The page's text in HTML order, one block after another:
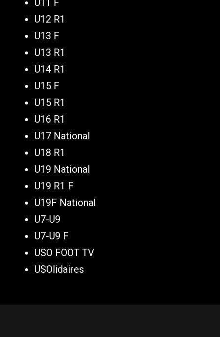
U11 F
U12 R1
U13 F
U13 R1
U14 R1
U15 F
U15 R1
U16 R1
U17 National
U18 R1
U19 National
U19 R1 F
U19F National
U7-U9
U7-U9 F
USO FOOT TV
USOlidaires